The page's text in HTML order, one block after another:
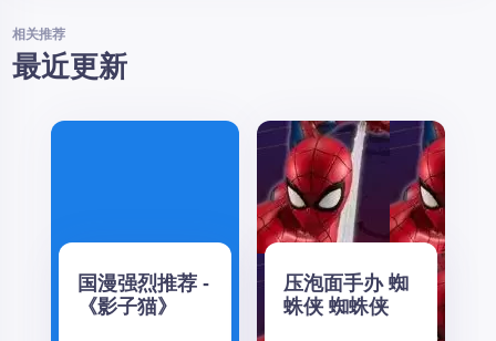
相关推荐
最近更新
国漫强烈推荐 -
《影子猫》
压泡面手办 蜘
蛛侠 蜘蛛侠